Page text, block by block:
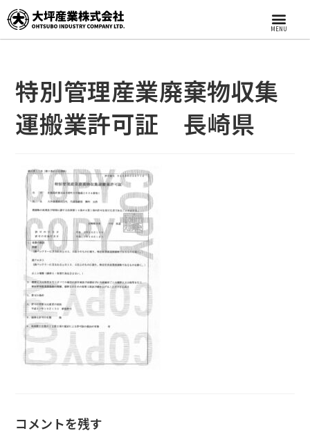
MENU
特別管理産業廃棄物収集
運搬業許可証 長崎県
コメントを残す